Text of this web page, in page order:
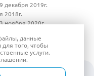
2019г.
2018г.
ноября 2020г.
защищены.Политика в
"ОТКРЫТАЯ
, данные
того, чтобы
услуги.
.